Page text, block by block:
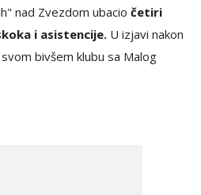
nad Zvezdom ubacio četiri
i asistencije. U izjavi nakon
bivšem klubu sa Malog